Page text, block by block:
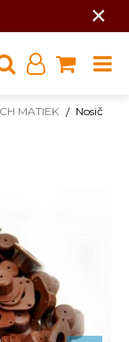
×
MATIEK
Nosič